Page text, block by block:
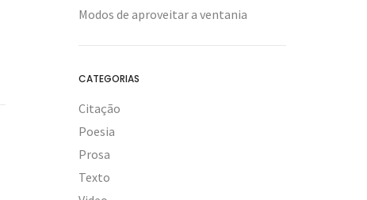
Modos de aproveitar a ventania
CATEGORIAS
Citação
Poesia
Prosa
Texto